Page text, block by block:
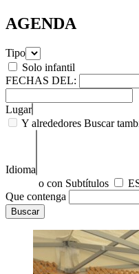
AGENDA
Tipo
Solo infantil
FECHAS DEL:
Lugar
Y alrededores Buscar
Idioma
o con Subtítulos
Que contenga